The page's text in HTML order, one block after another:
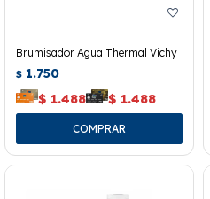
Brumisador Agua Thermal Vichy
$ 1.750
$ 1.488 $ 1.488